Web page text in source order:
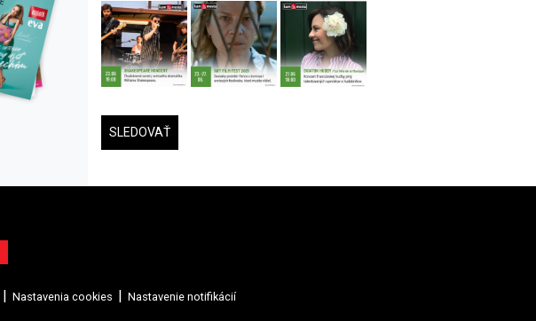
SLEDOVAŤ
Nastavenia cookies Nastavenie notifikácií